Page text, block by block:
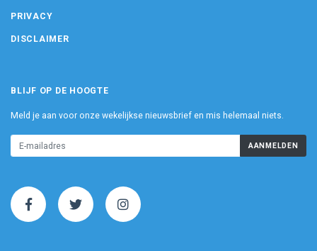
PRIVACY
DISCLAIMER
BLIJF OP DE HOOGTE
Meld je aan voor onze wekelijkse nieuwsbrief en mis helemaal niets.
AANMELDEN